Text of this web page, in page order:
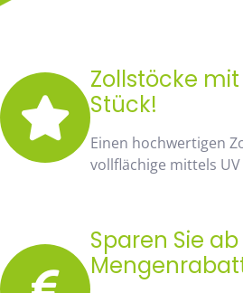
Zollstöcke
Stück!
Einen hochwertigen
vollflächige mittels
Sparen Sie